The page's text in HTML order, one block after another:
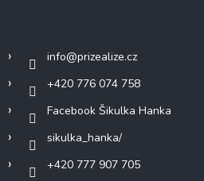
info@prizealize.cz
+420 776 074 758
Facebook Šikulka Hanka
sikulka_hanka/
+420 777 907 705